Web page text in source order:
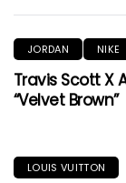
JORDAN NIKE
Travis Scott X
“Velvet Brown”
LOUIS VUITTON